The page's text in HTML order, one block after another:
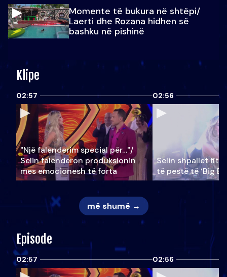
Momente të bukura në shtëpi/
Laerti dhe Rozana hidhen së
bashku në pishinë
Klipe
02:57
"Një falenderim special për…"/
Selin falënderon produksionin
mes emocionesh të forta
02:56
Selin shpallet
të pestë të ‘Big
më shumë →
Episode
02:57 02:56